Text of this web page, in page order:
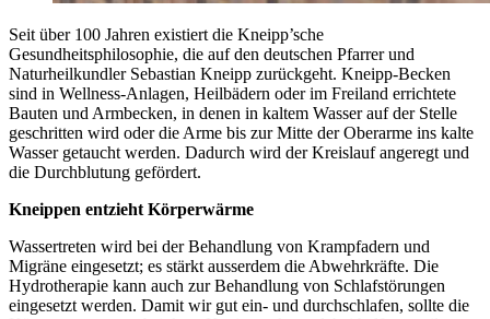
Seit über 100 Jahren existiert die Kneipp’sche
Gesundheitsphilosophie, die auf den deutschen Pfarrer und
Naturheilkundler Sebastian Kneipp zurückgeht. Kneipp-Becken
sind in Wellness-Anlagen, Heilbädern oder im Freiland errichtete
Bauten und Armbecken, in denen in kaltem Wasser auf der Stelle
geschritten wird oder die Arme bis zur Mitte der Oberarme ins kalte
Wasser getaucht werden. Dadurch wird der Kreislauf angeregt und
die Durchblutung gefördert.
Kneippen entzieht Körperwärme
Wassertreten wird bei der Behandlung von Krampfadern und
Migräne eingesetzt; es stärkt ausserdem die Abwehrkräfte. Die
Hydrotherapie kann auch zur Behandlung von Schlafstörungen
eingesetzt werden. Damit wir gut ein- und durchschlafen, sollte die